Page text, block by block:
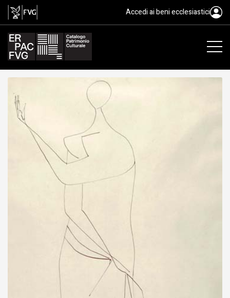
disegno, Mascherini Marcello,
Accedi ai beni ecclesiastici